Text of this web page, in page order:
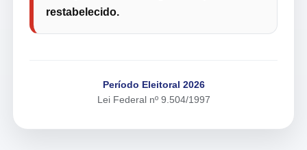
restabelecido.
Período Eleitoral 2026
Lei Federal nº 9.504/1997